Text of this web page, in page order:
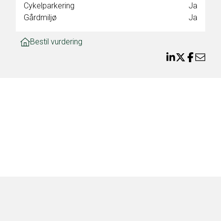
Cykelparkering
Ja
Gårdmiljø
Ja
Bestil vurdering